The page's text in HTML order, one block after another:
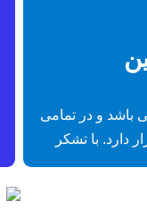
باشد و در تمامی
دارد. با تشکر